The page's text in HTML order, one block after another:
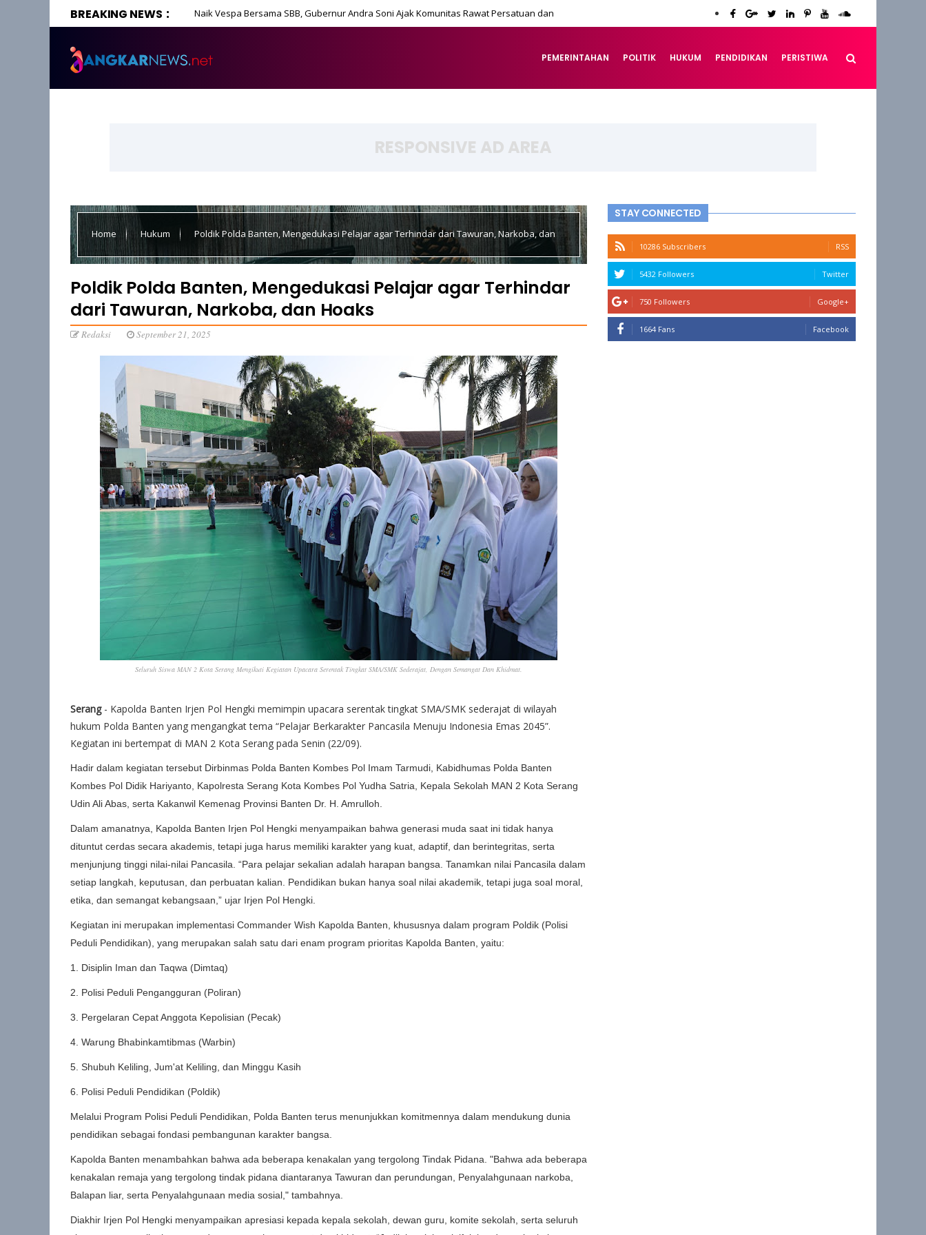
BREAKING NEWS Naik Vespa Bersama SBB, Gubernur Andra Soni Ajak Komunitas Rawat Persatuan dan
PEMERINTAHAN POLITIK HUKUM PENDIDIKAN PERISTIWA
RESPONSIVE AD AREA
Home Hukum Poldik Polda Banten, Mengedukasi Pelajar agar Terhindar dari Tawuran, Narkoba, dan
Poldik Polda Banten, Mengedukasi Pelajar agar Terhindar
dari Tawuran, Narkoba, dan Hoaks
Redaksi September 21, 2025
Seluruh Siswa MAN 2 Kota Serang Mengikuti Kegiatan Upacara Serentak Tingkat SMA/SMK Sederajat, Dengan Semangat Dan Khidmat.
Serang - Kapolda Banten Irjen Pol Hengki memimpin upacara serentak tingkat SMA/SMK sederajat di wilayah
hukum Polda Banten yang mengangkat tema “Pelajar Berkarakter Pancasila Menuju Indonesia Emas 2045”.
Kegiatan ini bertempat di MAN 2 Kota Serang pada Senin (22/09).
Hadir dalam kegiatan tersebut Dirbinmas Polda Banten Kombes Pol Imam Tarmudi, Kabidhumas Polda Banten
Kombes Pol Didik Hariyanto, Kapolresta Serang Kota Kombes Pol Yudha Satria, Kepala Sekolah MAN 2 Kota Serang
Udin Ali Abas, serta Kakanwil Kemenag Provinsi Banten Dr. H. Amrulloh.
Dalam amanatnya, Kapolda Banten Irjen Pol Hengki menyampaikan bahwa generasi muda saat ini tidak hanya
dituntut cerdas secara akademis, tetapi juga harus memiliki karakter yang kuat, adaptif, dan berintegritas, serta
menjunjung tinggi nilai-nilai Pancasila. “Para pelajar sekalian adalah harapan bangsa. Tanamkan nilai Pancasila dalam
setiap langkah, keputusan, dan perbuatan kalian. Pendidikan bukan hanya soal nilai akademik, tetapi juga soal moral,
etika, dan semangat kebangsaan,” ujar Irjen Pol Hengki.
Kegiatan ini merupakan implementasi Commander Wish Kapolda Banten, khususnya dalam program Poldik (Polisi
Peduli Pendidikan), yang merupakan salah satu dari enam program prioritas Kapolda Banten, yaitu:
1. Disiplin Iman dan Taqwa (Dimtaq)
2. Polisi Peduli Pengangguran (Poliran)
3. Pergelaran Cepat Anggota Kepolisian (Pecak)
4. Warung Bhabinkamtibmas (Warbin)
5. Shubuh Keliling, Jum'at Keliling, dan Minggu Kasih
6. Polisi Peduli Pendidikan (Poldik)
Melalui Program Polisi Peduli Pendidikan, Polda Banten terus menunjukkan komitmennya dalam mendukung dunia
pendidikan sebagai fondasi pembangunan karakter bangsa.
Kapolda Banten menambahkan bahwa ada beberapa kenakalan yang tergolong Tindak Pidana. "Bahwa ada beberapa
kenakalan remaja yang tergolong tindak pidana diantaranya Tawuran dan perundungan, Penyalahgunaan narkoba,
Balapan liar, serta Penyalahgunaan media sosial," tambahnya.
Diakhir Irjen Pol Hengki menyampaikan apresiasi kepada kepala sekolah, dewan guru, komite sekolah, serta seluruh
STAY CONNECTED
10286 Subscribers RSS
5432 Followers Twitter
750 Followers Google+
1664 Fans Facebook